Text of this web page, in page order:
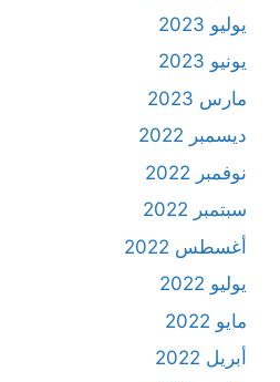
يوليو 2023
يونيو 2023
مارس 2023
ديسمبر 2022
نوفمبر 2022
سبتمبر 2022
أغسطس 2022
يوليو 2022
مايو 2022
أبريل 2022